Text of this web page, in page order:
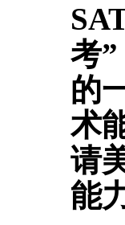
考
的
术
请
能